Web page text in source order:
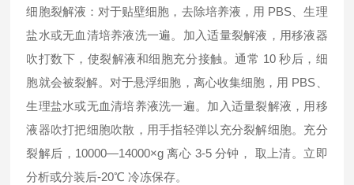
细胞裂解液：对于贴壁细胞，去除培养液，用 PBS、生理
盐水或无血清培养液洗一遍。加入适量裂解液，用移液器
吹打数下，使裂解液和细胞充分接触。通常 10 秒后，细
胞就会被裂解。对于悬浮细胞，离心收集细胞，用 PBS、
生理盐水或无血清培养液洗一遍。加入适量裂解液，用移
液器吹打把细胞吹散，用手指轻弹以充分裂解细胞。充分
裂解后，10000—14000×g 离心 3-5 分钟， 取上清。立即
分析或分装后-20℃ 冷冻保存。